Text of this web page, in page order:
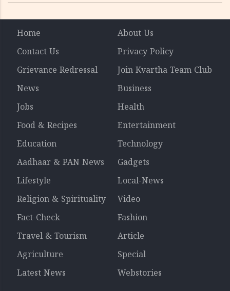
Home
About Us
Contact Us
Privacy Policy
Grievance Redressal
Join Kvartha Team Club
News
Business
Jobs
Health
Food & Recipes
Entertainment
Education
Technology
Aadhaar & PAN News
Gadgets
Lifestyle
Local-News
Religion & Spirituality
Video
Fact-Check
Fashion
Travel & Tourism
Article
Agriculture
Special
Latest News
Webstories